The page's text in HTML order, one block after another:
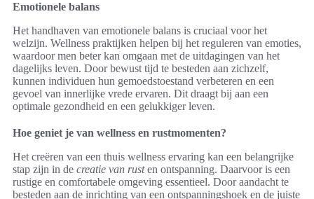
Emotionele balans
Het handhaven van emotionele balans is cruciaal voor het
welzijn. Wellness praktijken helpen bij het reguleren van emoties,
waardoor men beter kan omgaan met de uitdagingen van het
dagelijks leven. Door bewust tijd te besteden aan zichzelf,
kunnen individuen hun gemoedstoestand verbeteren en een
gevoel van innerlijke vrede ervaren. Dit draagt bij aan een
optimale gezondheid en een gelukkiger leven.
Hoe geniet je van wellness en rustmomenten?
Het creëren van een thuis wellness ervaring kan een belangrijke
stap zijn in de creatie van rusten ontspanning. Daarvoor is een
rustige en comfortabele omgeving essentieel. Door aandacht te
besteden aan de inrichting van een ontspanningshoek en de juiste